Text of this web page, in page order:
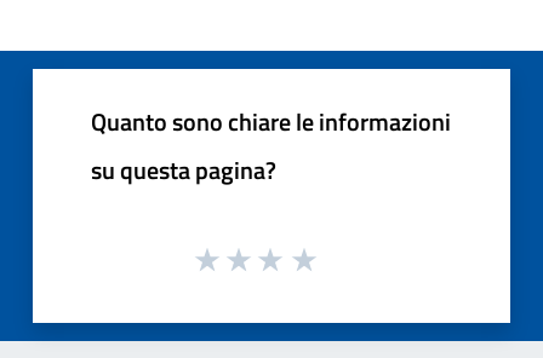
Quanto sono chiare le informazioni
su questa pagina?